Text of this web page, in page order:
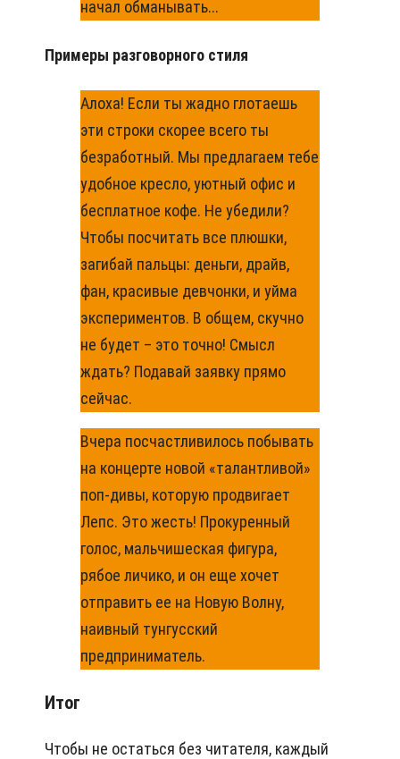
начал обманывать...
Примеры разговорного стиля
Алоха! Если ты жадно глотаешь
эти строки скорее всего ты
безработный. Мы предлагаем тебе
удобное кресло, уютный офис и
бесплатное кофе. Не убедили?
Чтобы посчитать все плюшки,
загибай пальцы: деньги, драйв,
фан, красивые девчонки, и уйма
экспериментов. В общем, скучно
не будет – это точно! Смысл
ждать? Подавай заявку прямо
сейчас.
Вчера посчастливилось побывать
на концерте новой «талантливой»
поп-дивы, которую продвигает
Лепс. Это жесть! Прокуренный
голос, мальчишеская фигура,
рябое личико, и он еще хочет
отправить ее на Новую Волну,
наивный тунгусский
предприниматель.
Итог
Чтобы не остаться без читателя, каждый